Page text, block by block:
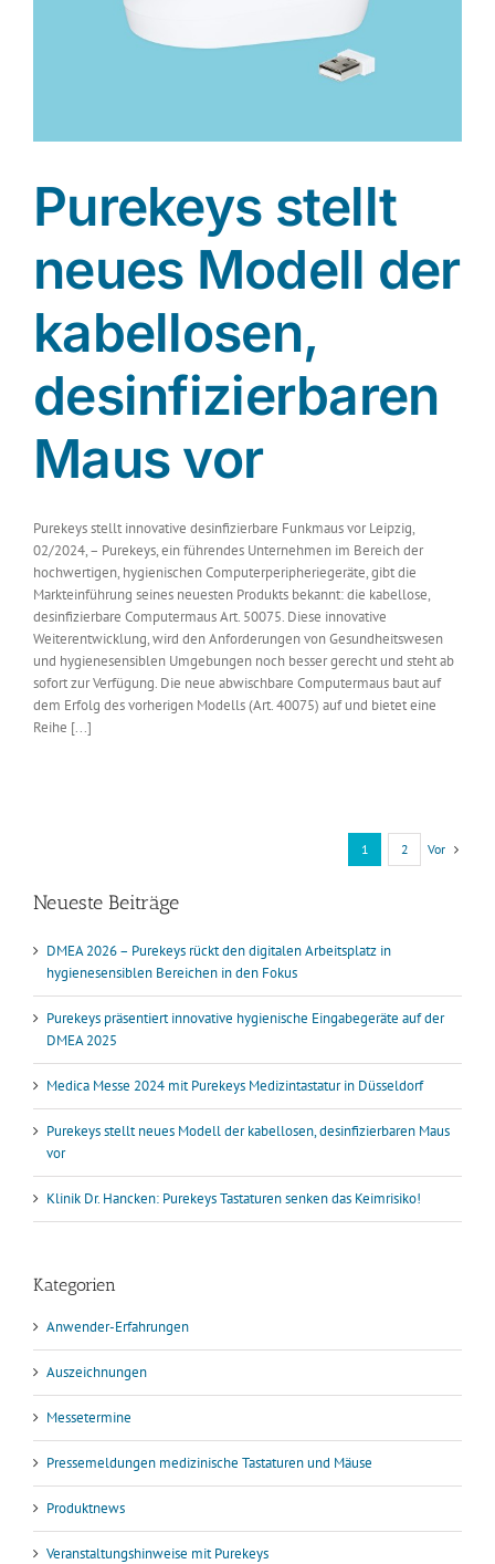
Purekeys stellt
neues Modell der
kabellosen,
desinfizierbaren
Maus vor
Purekeys stellt innovative desinfizierbare Funkmaus vor Leipzig,
02/2024, – Purekeys, ein führendes Unternehmen im Bereich der
hochwertigen, hygienischen Computerperipheriegeräte, gibt die
Markteinführung seines neuesten Produkts bekannt: die kabellose,
desinfizierbare Computermaus Art. 50075. Diese innovative
Weiterentwicklung, wird den Anforderungen von Gesundheitswesen
und hygienesensiblen Umgebungen noch besser gerecht und steht ab
sofort zur Verfügung. Die neue abwischbare Computermaus baut auf
dem Erfolg des vorherigen Modells (Art. 40075) auf und bietet eine
Reihe [...]
1 2 Vor
Neueste Beiträge
DMEA 2026 – Purekeys rückt den digitalen Arbeitsplatz in
hygienesensiblen Bereichen in den Fokus
Purekeys präsentiert innovative hygienische Eingabegeräte auf der
DMEA 2025
Medica Messe 2024 mit Purekeys Medizintastatur in Düsseldorf
Purekeys stellt neues Modell der kabellosen, desinfizierbaren Maus
vor
Klinik Dr. Hancken: Purekeys Tastaturen senken das Keimrisiko!
Kategorien
Anwender-Erfahrungen
Auszeichnungen
Messetermine
Pressemeldungen medizinische Tastaturen und Mäuse
Produktnews
Veranstaltungshinweise mit Purekeys